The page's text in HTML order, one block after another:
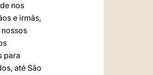
nos
e irmãs,
para
até São